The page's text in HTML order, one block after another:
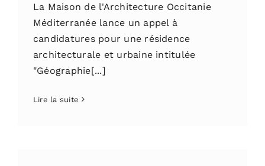
La Maison de l'Architecture Occitanie
Méditerranée lance un appel à
candidatures pour une résidence
architecturale et urbaine intitulée
"Géographie[...]
Lire la suite